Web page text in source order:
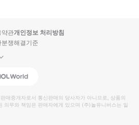
약관개인정보 처리방침
분쟁해결기준
Global
매중개자로서 통신판매의 당사자가 아니므로, 상품의
의무와 책임은 판매자에게 있으며 (주)놀유니버스는 일